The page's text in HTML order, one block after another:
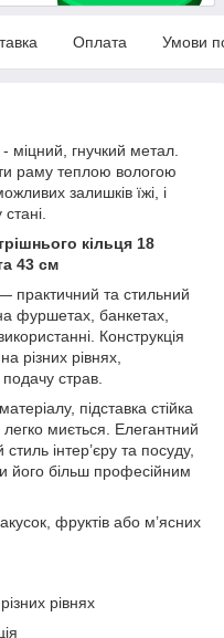
Оплата Умови
міцний, гнучкий метал.
раму теплою вологою
залишків їжі, і
кільця 18
43 см
практичний та стильний
фуршетах, банкетах,
Конструкція
різних рівнях,
страв.
підставка стійка
миється. Елегантний
інтер’єру та посуду,
його більш професійним
фруктів або м’ясних
рівнях